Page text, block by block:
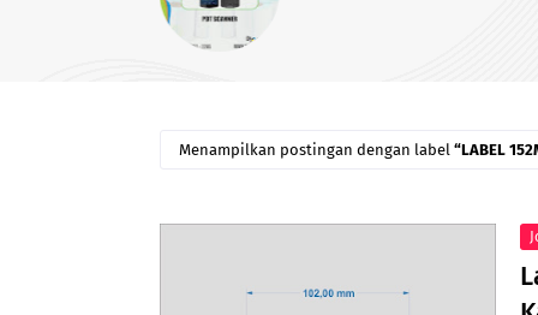
Menampilkan postingan dengan label LABEL